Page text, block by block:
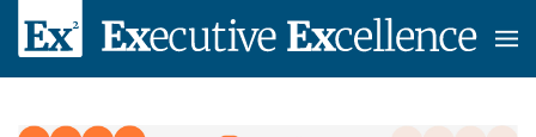
Skip to main content